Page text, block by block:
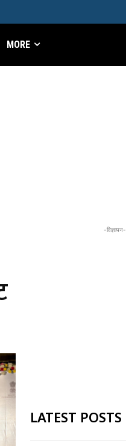
MORE
-विज्ञापन-
LATEST POSTS